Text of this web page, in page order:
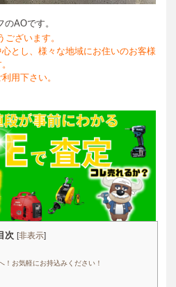
のAOです。
ざいます。
とし、様々な地域にお住いのお客様
用下さい。
次 [非表示]
！お気軽にお持込みください！